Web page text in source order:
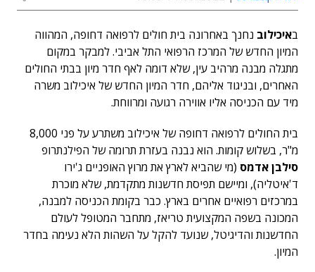
באיכילוב נחנך באחרונה בית חולים לרפואה דחופה, המהווה
המיון החדש של המרכז הרפואי התל אביבי. למבקר במקום
מתגלה מבנה מרהיב עין, שלא דומה לאף חדר מיון בבתי החולים
האחרים, ובניגוד אליהם, חדר המיון החדש של איכילוב משרה
מיד עם הכניסה אליו אווירה רגועה ומרווחת.
בית החולים לרפואה דחופה של איכילוב משתרע על פני 8,000
מ"ר, בשלוש קומות. הוא נבנה בעזרת תרומה של הפילנתרופ
סילבן אדמס (מי שהביא לארץ את מרוץ האופניים ג'ירו
ד'איטליה), ומיישם תפיסת חדשנות מתקדמת, שלא מוכרת
במרכזים רפואיים אחרים בארץ. כבר בקומת הכניסה למבנה,
המכונה בשפה המקצועית טריאז, מתחבר המטופל לעולם
החדשנות והדיגיטל, שנועד להקל על השהות הלא נעימה בחדר
המיון.